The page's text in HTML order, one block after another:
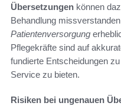
Übersetzungen können
Behandlung
Patientenversorgung
Pflegekräfte sind auf
fundierte Entscheidungen
Service zu bieten.
Risiken bei ungenauen